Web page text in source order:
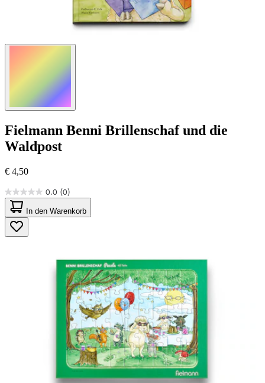
Fielmann Benni Brillenschaf und die
Waldpost
€ 4,50
0.0 (0)
0.0
von
5
Sternen.
In den Warenkorb